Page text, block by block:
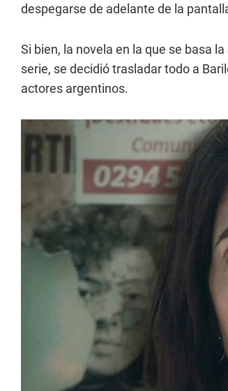
despegarse de adelante de la
Si bien, la novela en la que se basa la
serie, se decidió trasladar todo a
actores argentinos.